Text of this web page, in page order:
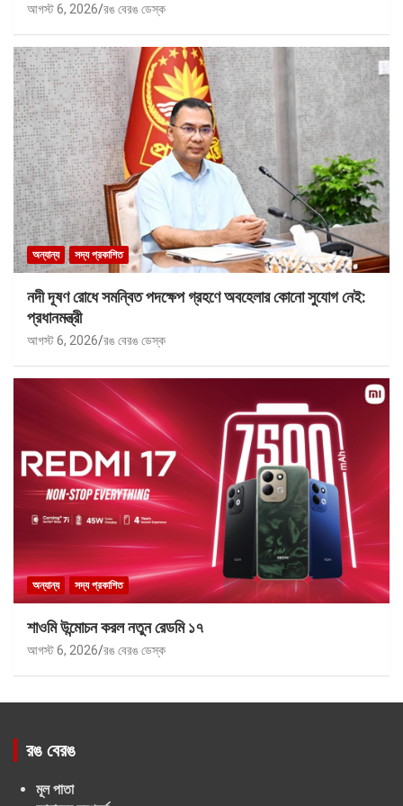
আগস্ট 6, 2026 রঙ বেরঙ ডেস্ক
অন্যান্য সদ্য প্রকাশিত
নদী দূষণ রোধে সমন্বিত পদক্ষেপ গ্রহণে অবহেলার কোনো সুযোগ নেই:
প্রধানমন্ত্রী
আগস্ট 6, 2026 রঙ বেরঙ ডেস্ক
অন্যান্য সদ্য প্রকাশিত
শাওমি উন্মোচন করল নতুন রেডমি ১৭
আগস্ট 6, 2026 রঙ বেরঙ ডেস্ক
রঙ বেরঙ
মূল পাতা